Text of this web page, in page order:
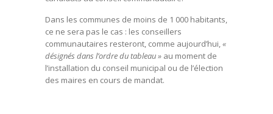
Dans les communes de moins de 1 000 habitants,
ce ne sera pas le cas : les conseillers
communautaires resteront, comme aujourd’hui,«
désignés dans l’ordre du tableau » au moment de
l’installation du conseil municipal ou de l’élection
des maires en cours de mandat.